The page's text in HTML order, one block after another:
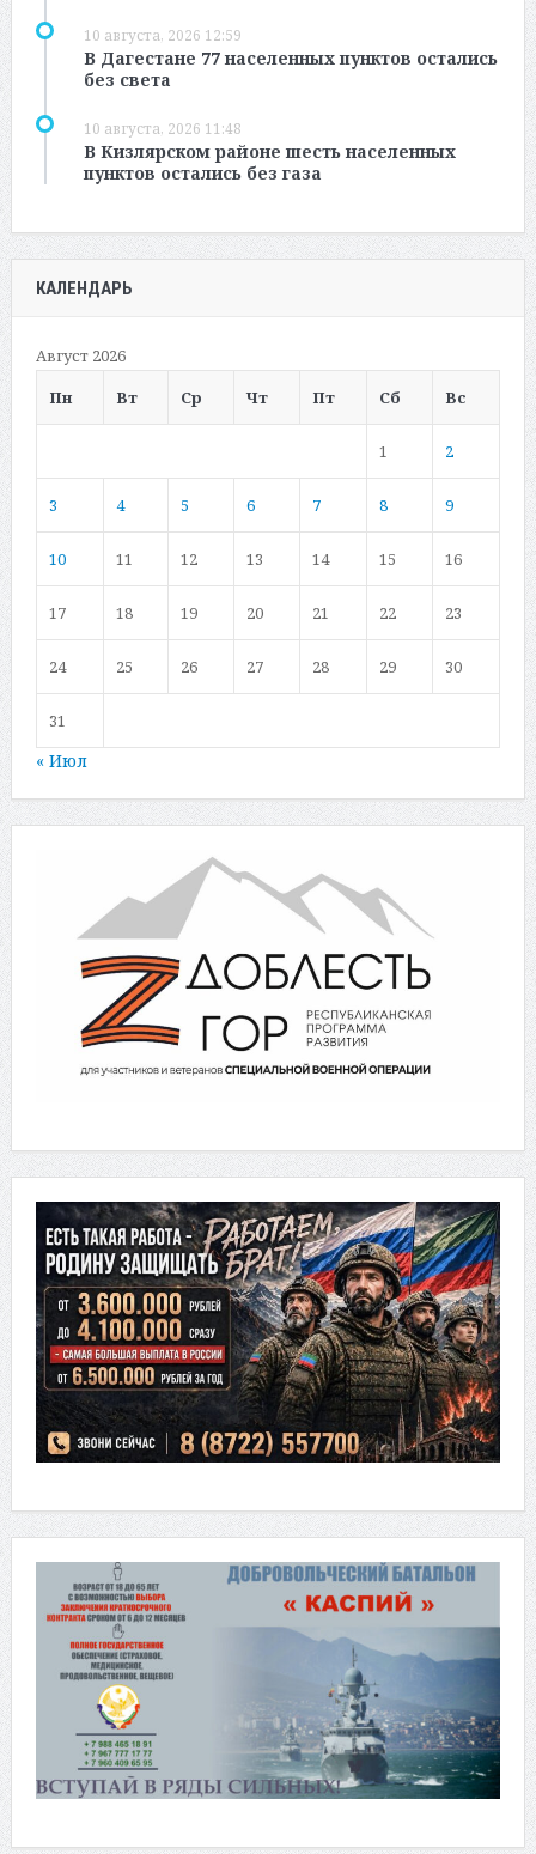
10 августа, 2026 12:59
В Дагестане 77 населенных пунктов остались
без света
10 августа, 2026 11:48
В Кизлярском районе шесть населенных
пунктов остались без газа
КАЛЕНДАРЬ
Август 2026
Пн
Вт Ср Чт Пт Сб Вс
1 2
3 4 5 6 7 8 9
10 11 12 13 14 15 16
17 18 19 20 21 22 23
24 25 26 27 28 29 30
31
« Июл